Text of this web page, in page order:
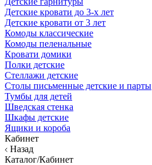
Детские кровати до 3-х лет
Детские кровати от 3 лет
Комоды классические
Комоды пеленальные
Кровати домики
Полки детские
Стеллажи детские
Столы письменные детские и парты
Тумбы для детей
Шведская стенка
Шкафы детские
Ящики и короба
Кабинет
Назад
Каталог/Кабинет